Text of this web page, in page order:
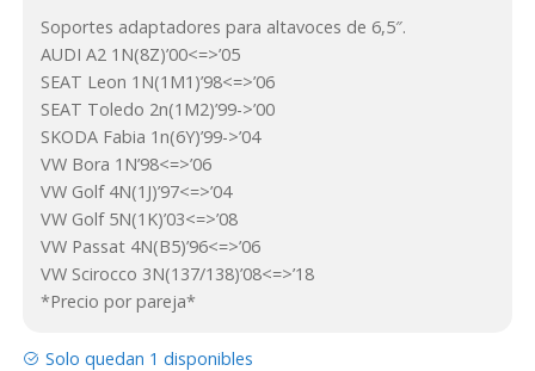
Soportes adaptadores para altavoces de 6,5″.
AUDI A2 1N(8Z)’00<=>’05
SEAT Leon 1N(1M1)’98<=>’06
SEAT Toledo 2n(1M2)’99->’00
SKODA Fabia 1n(6Y)’99->’04
VW Bora 1N’98<=>’06
VW Golf 4N(1J)’97<=>’04
VW Golf 5N(1K)’03<=>’08
VW Passat 4N(B5)’96<=>’06
VW Scirocco 3N(137/138)’08<=>’18
*Precio por pareja*
Solo quedan 1 disponibles